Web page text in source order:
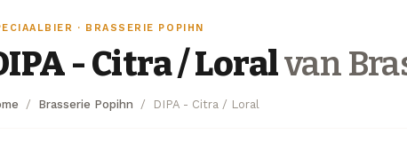
· BRASSERIE POPIHN
- Citra / Loralvan
Brasserie Popihn DIPA - Citra / Loral